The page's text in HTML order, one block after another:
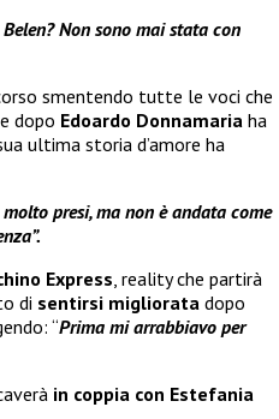
Non sono mai stata con
smentendo tutte le voci che
e dopo Edoardo Donnamaria ha
ultima storia d’amore ha
presi, ma non è andata come
Express, reality che partirà
di sentirsi migliorata dopo
“Prima mi arrabbiavo per
in coppia con Estefania